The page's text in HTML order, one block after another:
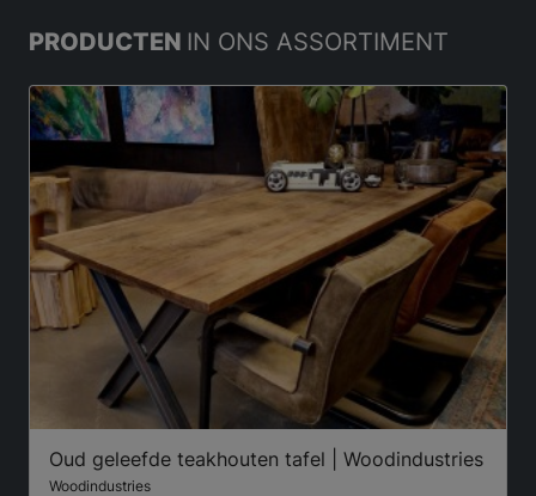
PRODUCTEN IN ONS ASSORTIMENT
Oud geleefde teakhouten tafel | Woodindustries
Woodindustries